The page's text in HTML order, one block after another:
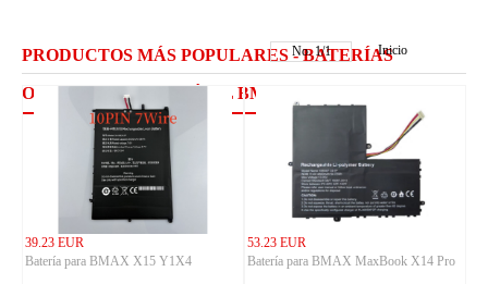
PRODUCTOS MÁS POPULARES - BATERÍAS
ORDENADOR PORTÁTIL BMAX
No.1/1 Inicio
39.23 EUR
Batería para BMAX X15 Y1X4
53.23 EUR
Batería para BMAX MaxBook X14 Pro